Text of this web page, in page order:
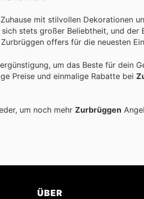
mit stilvollen Dekorationen
stets großer Beliebtheit, und
offers für die neuesten
um das Beste für dein
Preise und einmalige Rabatte bei
um noch mehr Zurbrüggen
ÜBER